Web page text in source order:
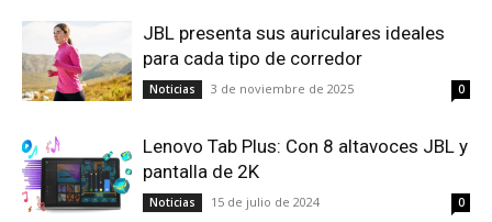
JBL presenta sus auriculares ideales
para cada tipo de corredor
Noticias 3 de noviembre de 2025 0
Lenovo Tab Plus: Con 8 altavoces JBL y
pantalla de 2K
Noticias 15 de julio de 2024 0